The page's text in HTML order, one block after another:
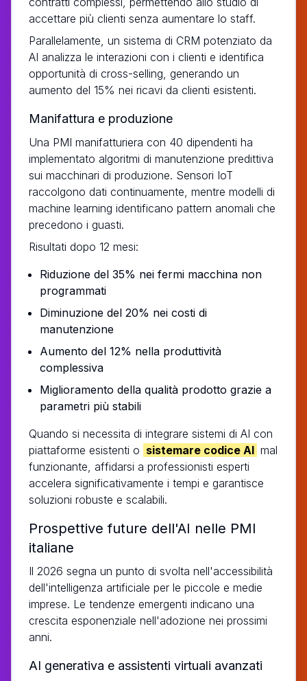
accettare più clienti senza aumentare lo staff.
Parallelamente, un sistema di CRM potenziato da
AI analizza le interazioni con i clienti e identifica
opportunità di cross-selling, generando un
aumento del 15% nei ricavi da clienti esistenti.
Manifattura e produzione
Una PMI manifatturiera con 40 dipendenti ha
implementato algoritmi di manutenzione predittiva
sui macchinari di produzione. Sensori IoT
raccolgono dati continuamente, mentre modelli di
machine learning identificano pattern anomali che
precedono i guasti.
Risultati dopo 12 mesi:
Riduzione del 35% nei fermi macchina non
programmati
Diminuzione del 20% nei costi di
manutenzione
Aumento del 12% nella produttività
complessiva
Miglioramento della qualità prodotto grazie a
parametri più stabili
Quando si necessita di integrare sistemi di AI con
piattaforme esistenti o sistemare codice AI mal
funzionante, affidarsi a professionisti esperti
accelera significativamente i tempi e garantisce
soluzioni robuste e scalabili.
Prospettive future dell'AI nelle PMI
italiane
Il 2026 segna un punto di svolta nell'accessibilità
dell'intelligenza artificiale per le piccole e medie
imprese. Le tendenze emergenti indicano una
crescita esponenziale nell'adozione nei prossimi
anni.
AI generativa e assistenti virtuali avanzati